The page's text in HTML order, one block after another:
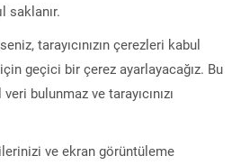
saklanır.
tarayıcınızın çerezleri kabul
geçici bir çerez ayarlayacağız. Bu
bulunmaz ve tarayıcınızı
ve ekran görüntüleme